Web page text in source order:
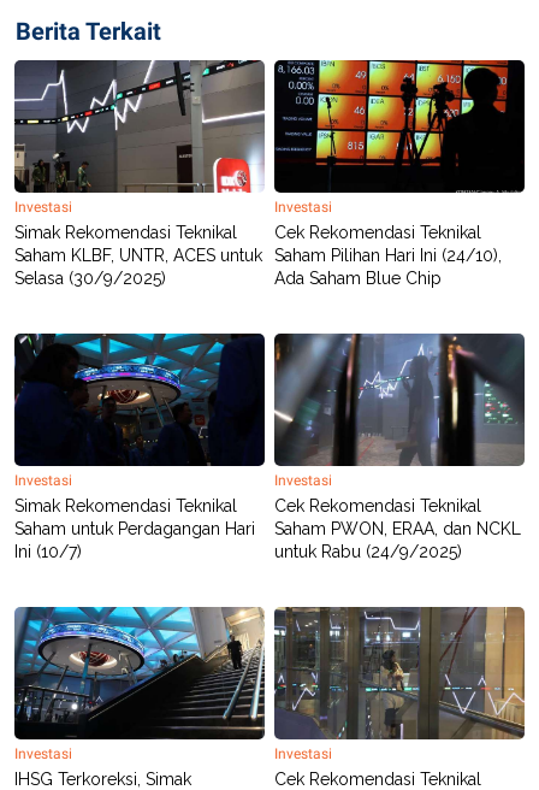
I
SITEMAP PROFILE
TERM
OF
PEDOMAN
PEMBERITAAN
SIBER
PRIVACY
POLICY
Berita Terkait
Investasi
Simak Rekomendasi Teknikal
Saham KLBF, UNTR, ACES untuk
Selasa (30/9/2025)
Investasi
Cek Rekomendasi Teknikal
Saham Pilihan Hari Ini (24/10),
Ada Saham Blue Chip
Investasi
Simak Rekomendasi Teknikal
Saham untuk Perdagangan Hari
Ini (10/7)
Investasi
Cek Rekomendasi Teknikal
Saham PWON, ERAA, dan NCKL
untuk Rabu (24/9/2025)
Investasi
IHSG Terkoreksi, Simak
Investasi
Cek Rekomendasi Teknikal